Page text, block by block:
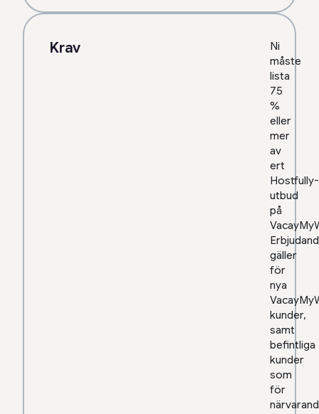
Krav
Ni
måste
lista
75
%
eller
mer
av
ert
Hostfully-
utbud
på
gäller
för
nya
kunder,
samt
befintliga
kunder
som
för